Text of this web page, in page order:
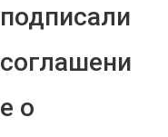
подписали
соглашени
е о